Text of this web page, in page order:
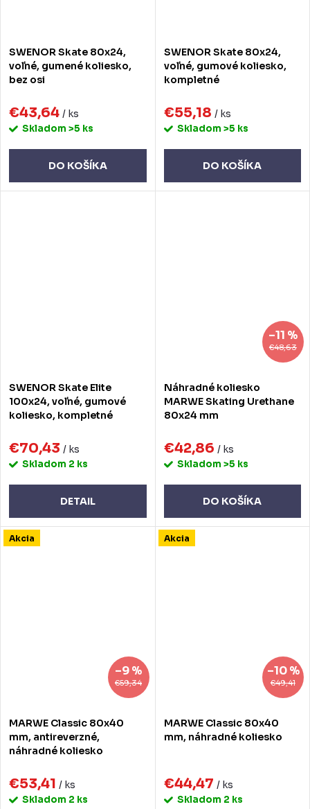
SWENOR Skate 80x24,
voľné, gumené koliesko,
bez osi
€43,64 / ks
Skladom >5 ks
DO KOŠÍKA
SWENOR Skate 80x24,
voľné, gumové koliesko,
kompletné
€55,18 / ks
Skladom >5 ks
DO KOŠÍKA
SWENOR Skate Elite
100x24, voľné, gumové
koliesko, kompletné
€70,43 / ks
Skladom 2 ks
DETAIL
€48,63
–11 %
Náhradné koliesko
MARWE Skating Urethane
80x24 mm
€42,86 / ks
Skladom >5 ks
DO KOŠÍKA
Akcia
€59,34
–9 %
MARWE Classic 80x40
mm, antireverzné,
náhradné koliesko
€53,41 / ks
Skladom 2 ks
Akcia
€49,41
–10 %
MARWE Classic 80x40
mm, náhradné koliesko
€44,47 / ks
Skladom 2 ks